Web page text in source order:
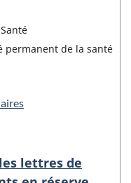
Santé
permanent de la santé
lettres de